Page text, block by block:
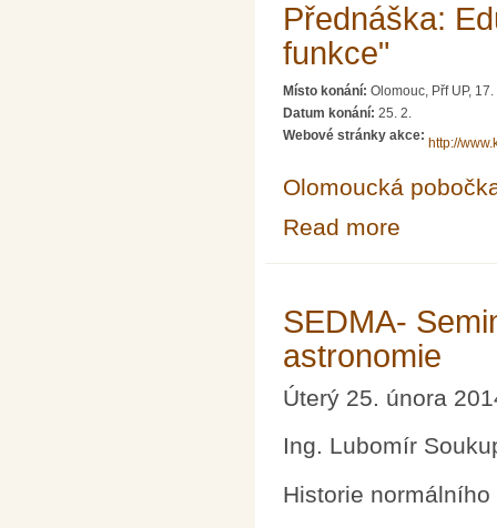
Přednáška:
funkce"
Místo konání: Olomouc, Přf UP,
Datum konání: 25. 2.
Webové stránky akce:
http://
Olomoucká
Read more
SEDMA-
astronomie
Úterý 25. února
Ing. Lubomír
Historie